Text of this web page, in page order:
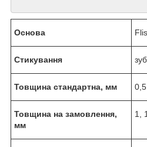
Основа
Стикування
Товщина стандартна, мм 0,5
Товщина на замовлення,
мм
1,